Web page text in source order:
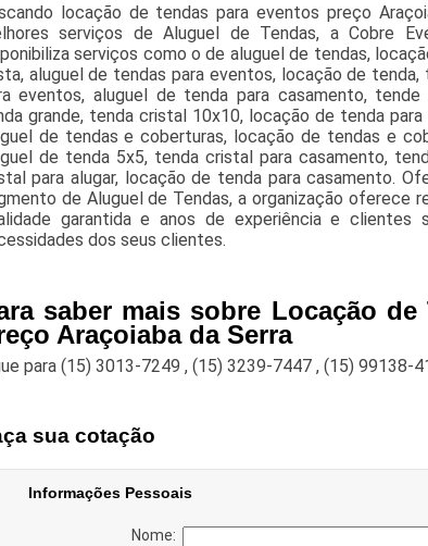
locação de tendas para eventos preço
serviços de Aluguel de Tendas, a Cobre
serviços como o de aluguel de tendas,
aluguel de tendas para eventos, locação de tenda,
eventos, aluguel de tenda para casamento,
grande, tenda cristal 10x10, locação de tenda
de tendas e coberturas, locação de tendas e
de tenda 5x5, tenda cristal para casamento,
para alugar, locação de tenda para casamento.
de Aluguel de Tendas, a organização oferece
garantida e anos de experiência e clientes
dos seus clientes.
saber mais sobre Locação de
Araçoiaba da Serra
para (15) 3013-7249 , (15) 3239-7447 , (15) 99138-
sua cotação
Informações Pessoais
Nome: